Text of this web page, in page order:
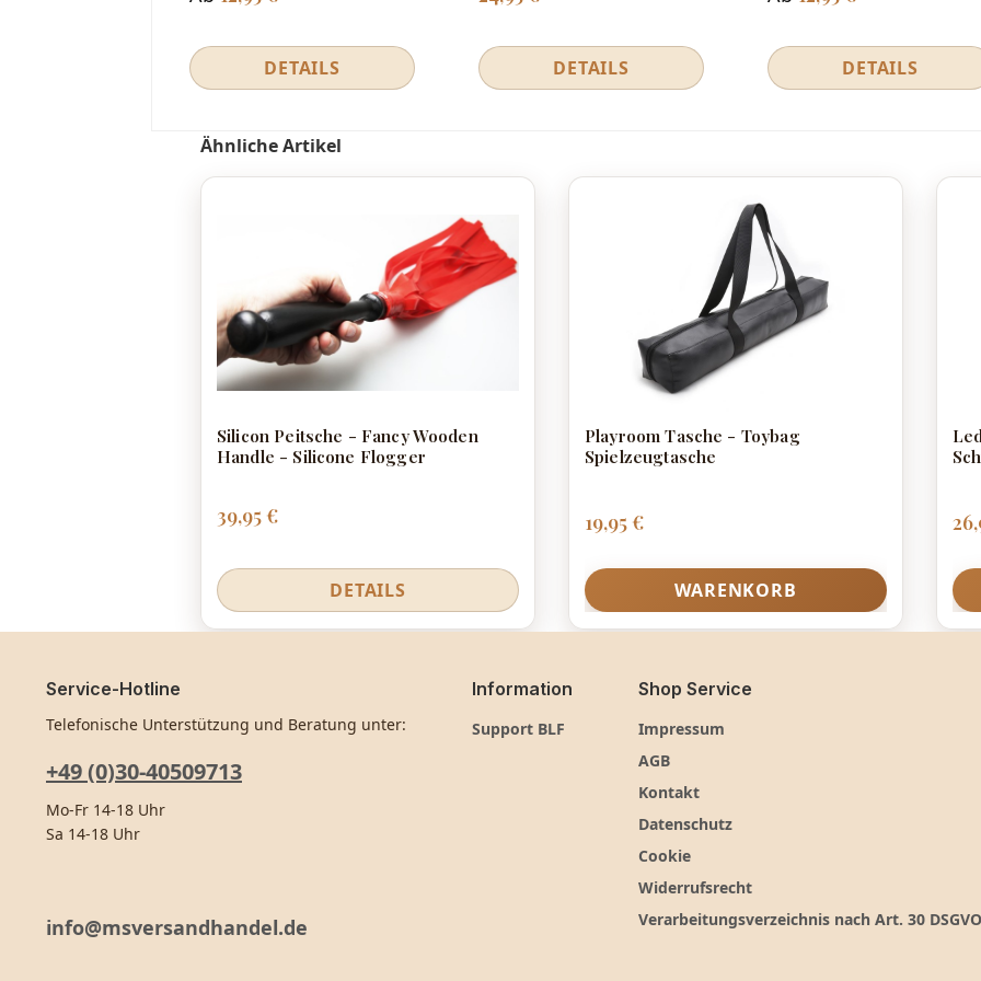
DETAILS DETAILS DETAILS
Produktgalerie überspringen
Ähnliche Artikel
Silicon Peitsche - Fancy Wooden
Handle - Silicone Flogger
Regulärer Preis:
39,95 €
DETAILS
Playroom Tasche - Toybag
Spielzeugtasche
Regulärer Preis:
19,95 €
WARENKORB
Service-Hotline
Telefonische Unterstützung und Beratung unter:
+49 (0)30-40509713
Mo-Fr 14-18 Uhr
Sa 14-18 Uhr
info@msversandhandel.de
Information
Support BLF
Shop Service
Impressum
AGB
Kontakt
Datenschutz
Cookie
Widerrufsrecht
Verarbeitungsverzeichnis nach Art. 30 DSGVO